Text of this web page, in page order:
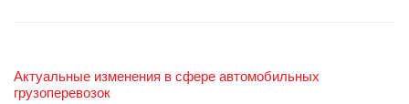
Актуальные изменения в сфере автомобильных
грузоперевозок